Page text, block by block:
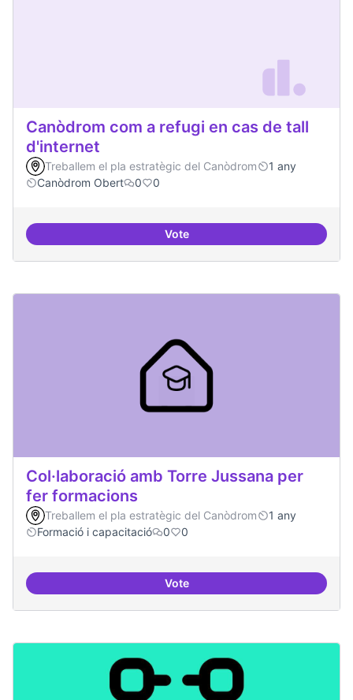
Canòdrom com a refugi en cas de tall
d'internet
Treballem el pla estratègic del Canòdrom
1 any
Canòdrom Obert
0 0
VoteCanòdrom com a refugi en cas
Col·laboració amb Torre Jussana per
fer formacions
Treballem el pla estratègic del Canòdrom
1 any
Formació i capacitació
0 0
VoteCol·laboració amb Torre